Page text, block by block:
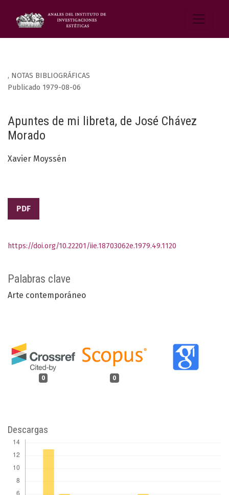
, NOTAS BIBLIOGRÁFICAS
Apuntes de mi libreta, de José Chávez
Morado
Publicado 1979-08-06
Xavier Moyssén
PDF
Palabras clave
Arte contemporáneo
0 0
https://doi.org/10.22201/iie.18703062e.1979.49.1120
Descargas